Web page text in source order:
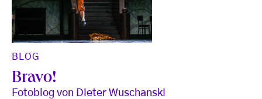
BLOG
Bravo!
Fotoblog von Dieter Wuschanski